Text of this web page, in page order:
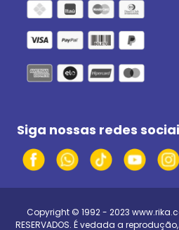
Siga nossas redes
Copyright © 1992 - 2023
RESERVADOS. É vedada a